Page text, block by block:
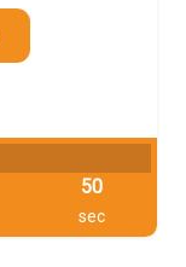
49
sec